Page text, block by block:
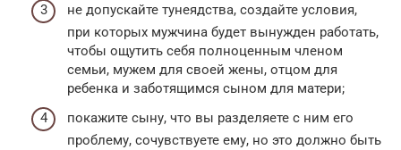
не допускайте тунеядства, создайте условия,
при которых мужчина будет вынужден работать,
чтобы ощутить себя полноценным членом
семьи, мужем для своей жены, отцом для
ребенка и заботящимся сыном для матери;
покажите сыну, что вы разделяете с ним его
проблему, сочувствуете ему, но это должно быть